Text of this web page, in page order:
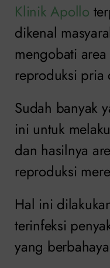
Klinik Apollo
dikenal
mengobati
reproduksi pria
Sudah banyak
ini untuk
dan hasilnya
reproduksi
Hal ini
terinfeksi
yang